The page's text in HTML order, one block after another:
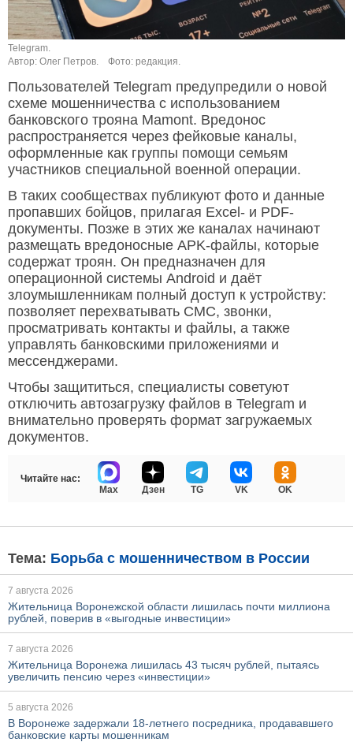
Telegram.
Автор: Олег Петров.
Фото: редакция.
Пользователей Telegram предупредили о новой
схеме мошенничества с использованием
банковского трояна Mamont. Вредонос
распространяется через фейковые каналы,
оформленные как группы помощи семьям
участников специальной военной операции.
В таких сообществах публикуют фото и данные
пропавших бойцов, прилагая Excel- и PDF-
документы. Позже в этих же каналах начинают
размещать вредоносные APK-файлы, которые
содержат троян. Он предназначен для
операционной системы Android и даёт
злоумышленникам полный доступ к устройству:
позволяет перехватывать СМС, звонки,
просматривать контакты и файлы, а также
управлять банковскими приложениями и
мессенджерами.
Чтобы защититься, специалисты советуют
отключить автозагрузку файлов в Telegram и
внимательно проверять формат загружаемых
документов.
Читайте нас:
Max
Дзен TG VK OK
Тема: Борьба с мошенничеством в России
7 августа 2026
Жительница Воронежской области лишилась почти миллиона
рублей, поверив в «выгодные инвестиции»
7 августа 2026
Жительница Воронежа лишилась 43 тысяч рублей, пытаясь
увеличить пенсию через «инвестиции»
5 августа 2026
В Воронеже задержали 18-летнего посредника, продававшего
банковские карты мошенникам